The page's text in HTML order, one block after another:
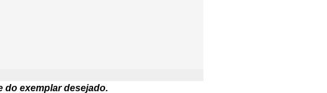
do exemplar desejado.